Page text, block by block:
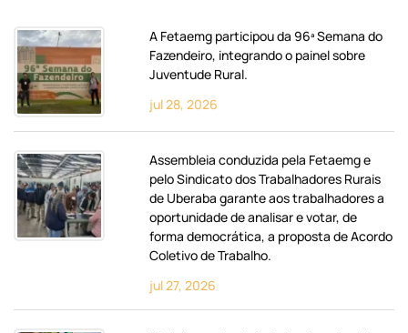
A Fetaemg participou da 96ª Semana do
Fazendeiro, integrando o painel sobre
Juventude Rural.
jul 28, 2026
Assembleia conduzida pela Fetaemg e
pelo Sindicato dos Trabalhadores Rurais
de Uberaba garante aos trabalhadores a
oportunidade de analisar e votar, de
forma democrática, a proposta de Acordo
Coletivo de Trabalho.
jul 27, 2026